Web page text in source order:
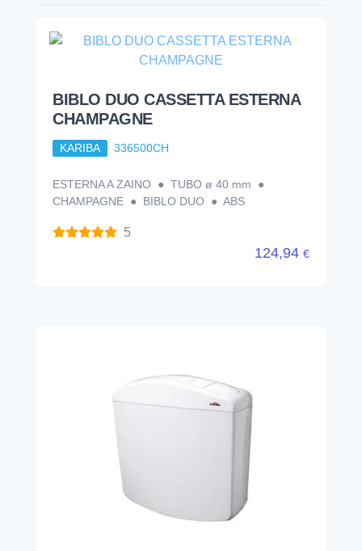
BIBLO DUO CASSETTA ESTERNA
CHAMPAGNE
KARIBA 336500CH
ESTERNA A ZAINO ● TUBO ø 40 mm ●
CHAMPAGNE ● BIBLO DUO ● ABS
5
124,94 €